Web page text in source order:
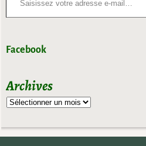
Facebook
Archives